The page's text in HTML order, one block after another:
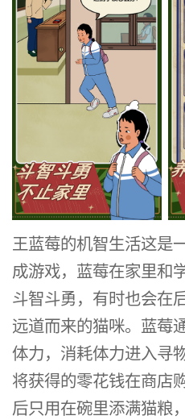
王蓝莓的机智生活这是
成游戏，蓝莓在家里和
斗智斗勇，有时也会在
远道而来的猫咪。蓝莓
体力，消耗体力进入寻
将获得的零花钱在商店
后只用在碗里添满猫粮